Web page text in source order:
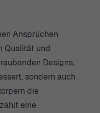
Ansprüchen
Qualität und
Designs,
sondern auch
die
eine